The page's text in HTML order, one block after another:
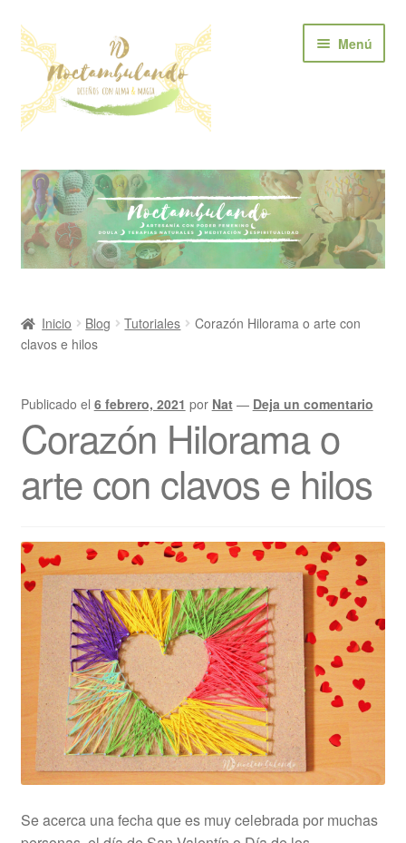
Ir
a
navegación
Ir
al
contenido
Menú
Tienda
Quién soy?
Servicios
Contacto
Inicio Blog Tutoriales
Corazón Hilorama o arte con
clavos e hilos
Publicado el 6 febrero, 2021 por Nat — Deja un comentario
Corazón Hilorama o
arte con clavos e hilos
Se acerca una fecha que es muy celebrada por muchas